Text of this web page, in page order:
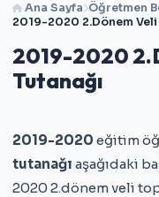
Ana Sayfa Öğretmen
2019-2020 2.Dönem Veli
2019-2020
Tutanağı
2019-2020 eğitim
tutanağı aşağıdaki
2020 2.dönem veli